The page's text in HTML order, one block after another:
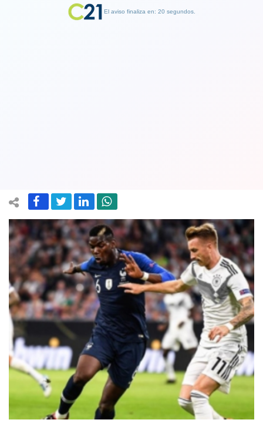
El aviso finaliza en: 19 segundos.